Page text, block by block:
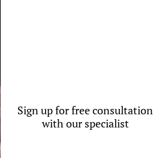
Sign up for free consultation
with our specialist